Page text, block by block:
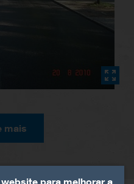
mais
para melhorar a